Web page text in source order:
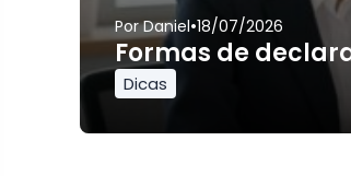
PorDaniel•18/07/2026
Formas de
Dicas